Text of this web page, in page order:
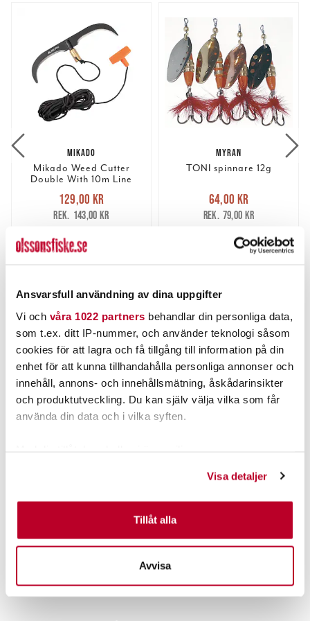
Ansvarsfull användning av dina uppgifter
Vi och våra 1022 partners behandlar din personliga data,
som t.ex. ditt IP-nummer, och använder teknologi såsom
cookies för att lagra och få tillgång till information på din
enhet för att kunna tillhandahålla personliga annonser och
innehåll, annons- och innehållsmätning, åskådarinsikter
och produktutveckling. Du kan själv välja vilka som får
använda din data och i vilka syften.
Identifiera din enhet genom att aktivt skanna den för
specifika kännetecken (fingeravtryck)
Ta reda på mer om hur dina personliga uppgifter
Du kan ändra eller dra tillbaka ditt samtycke när som
helst från cookie-förklaringen.
Visa detaljer
Tillåt alla
Avvisa
MIKADO
Mikado Weed Cutter
Double With 10m Line
Nuvarande pris
129,00 krTidigare pris
143,00 kr
129,00 kr
143,00 kr
LÄGG I VARUKORGEN
MYRAN
TONI spinnare 12g
Nuvarande pris
64,00 krTidigare pris
79,00 kr
64,00 kr
79,00 kr
ANDRA TITTADE OCKSÅ PÅ
med Känga
Tidigare pris:
3 558,00 kr
STONFO
39,00 kr